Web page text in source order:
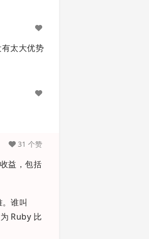
太大优势
益，包括
谁叫
Ruby 比
31 个赞